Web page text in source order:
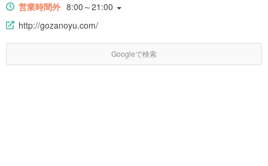
営業時間外 8:00～21:00
http://gozanoyu.com/
Googleで検索